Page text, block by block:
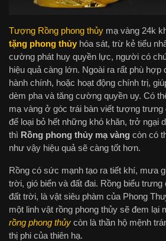
Tượng Rồng phong thủy mạ vàng 24k
tặng phong thủy hóa sát, trừ kẻ tiểu
cường phát huy quyền lực, người có
hiệu quả càng lớn. Ngoài ra rất phù
hành chính, hoặc hoạt động chính trị,
dèm pha và tăng cường quyền uy. Có
mạ vàng ở góc trái bàn viết tượng trưng
để loại bỏ hết những khó khăn, trở ngại
thì Rồng phong thủy mạ vàng còn có
như vậy hiệu quả sẽ càng tốt hơn.
Rồng có sức mạnh tạo ra tiết khí, mưa
trời, gió biển và đất đai. Rồng biểu
đất trời, là vật siêu phàm của Phong
một linh vật rồng phong thủy sẽ đem lại
rồng phong thủy còn là thần hộ mệnh
thị phi của thiên hạ.